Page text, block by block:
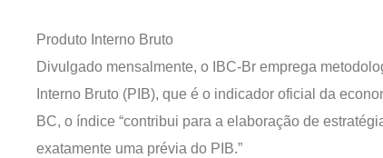
Produto Interno Bruto
Divulgado mensalmente, o IBC-Br emprega
Interno Bruto (PIB), que é o indicador oficial da
BC, o índice “contribui para a elaboração de
exatamente uma prévia do PIB.”